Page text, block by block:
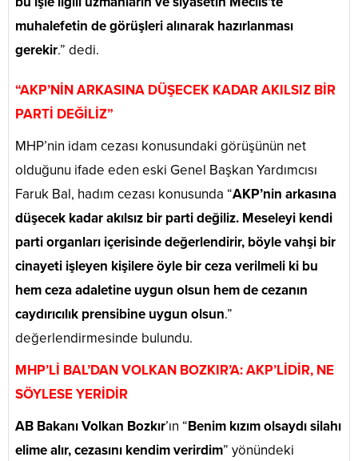
muhalefetin de görüşleri alınarak hazırlanması
gerekir.” dedi.
“AKP’NİN ARKASINA DÜŞECEK KADAR AKILSIZ BİR
PARTİ DEĞİLİZ”
MHP’nin idam cezası konusundaki görüşünün net
olduğunu ifade eden eski Genel Başkan Yardımcısı
Faruk Bal, hadım cezası konusunda “AKP’nin arkasına
düşecek kadar akılsız bir parti değiliz. Meseleyi kendi
parti organları içerisinde değerlendirir, böyle vahşi bir
cinayeti işleyen kişilere öyle bir ceza verilmeli ki bu
hem ceza adaletine uygun olsun hem de cezanın
caydırıcılık prensibine uygun olsun.”
değerlendirmesinde bulundu.
MHP’Lİ BAL’DAN VOLKAN BOZKIR’A: AKP’LİDİR, NE
SÖYLESE YERİDİR
AB Bakanı Volkan Bozkır’ın “Benim kızım olsaydı silahı
elime alır, cezasını kendim verirdim” yönündeki